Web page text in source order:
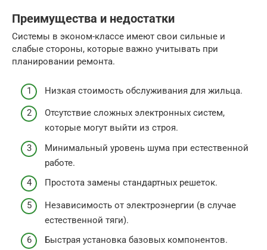
Преимущества и недостатки
Системы в эконом-классе имеют свои сильные и
слабые стороны, которые важно учитывать при
планировании ремонта.
Низкая стоимость обслуживания для жильца.
Отсутствие сложных электронных систем,
которые могут выйти из строя.
Минимальный уровень шума при естественной
работе.
Простота замены стандартных решеток.
Независимость от электроэнергии (в случае
естественной тяги).
Быстрая установка базовых компонентов.